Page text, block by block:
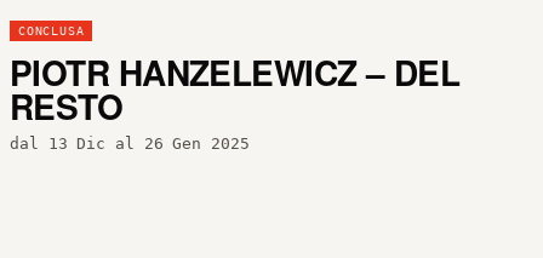
CONCLUSA
PIOTR HANZELEWICZ – DEL
RESTO
dal 13 Dic al 26 Gen 2025